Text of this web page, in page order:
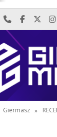
Najlepiej po
Giermasz »